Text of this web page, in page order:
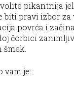
pikantnija
biti pravi izbor za
povrća i
čorbici
vam je: